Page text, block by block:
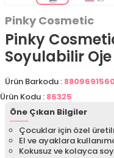
Pinky Cosmetic
Pinky
Soyulabilir
Ürün Barkodu :
Ürün Kodu : 86325
Öne Çıkan Bilgiler
Çocuklar için özel
El ve ayaklara
Kokusuz ve kolayca